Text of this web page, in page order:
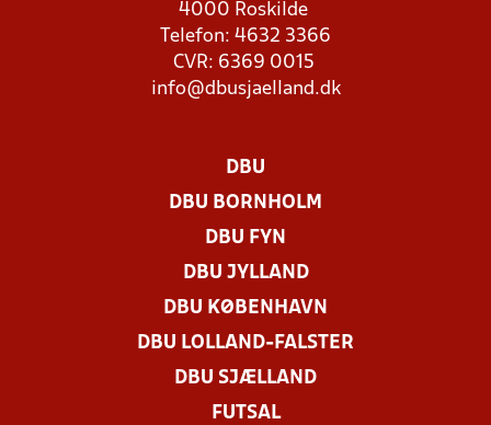
4000 Roskilde
Telefon: 4632 3366
CVR: 6369 0015
info@dbusjaelland.dk
DBU
DBU BORNHOLM
DBU FYN
DBU JYLLAND
DBU KØBENHAVN
DBU LOLLAND-FALSTER
DBU SJÆLLAND
FUTSAL